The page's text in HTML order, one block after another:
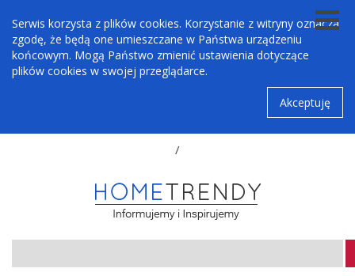
Serwis korzysta z plików cookies. Korzystanie z witryny oznacza
zgodę, że będą one umieszczane w Państwa urządzeniu
końcowym. Mogą Państwo zmienić ustawienia dotyczące
plików cookies w swojej przeglądarce.
Akceptuję
/